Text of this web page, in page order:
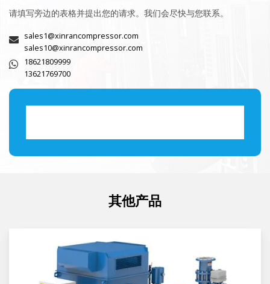
请填写旁边的表格并提出您的请求。我们会尽快与您联系。
sales1@xinrancompressor.com
sales10@xinrancompressor.com
18621809999
13621769700
其他产品